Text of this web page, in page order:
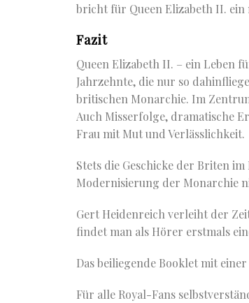
bricht für Queen Elizabeth II.
Fazit
Queen Elizabeth II. – ein Leben
Jahrzehnte, die nur so
britischen Monarchie. Im
Auch Misserfolge, dramatische
Frau mit Mut und Verlässlichkeit.
Stets die Geschicke der Briten
Modernisierung der Monarchie
Gert Heidenreich verleiht der
findet man als Hörer erstmals
Das beiliegende Booklet mit
Für alle Royal-Fans